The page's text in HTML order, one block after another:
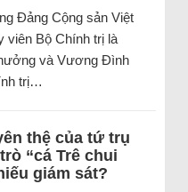
Đảng Cộng sản Việt
viên Bộ Chính trị là
và Vương Đình
trị…
thệ của tứ trụ
“cá Trê chui
giám sát?